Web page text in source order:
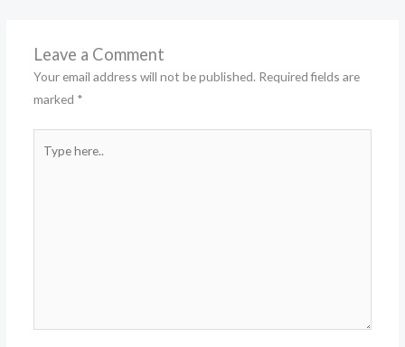
Leave a Comment
Your email address will not be published. Required fields are
marked *
here..